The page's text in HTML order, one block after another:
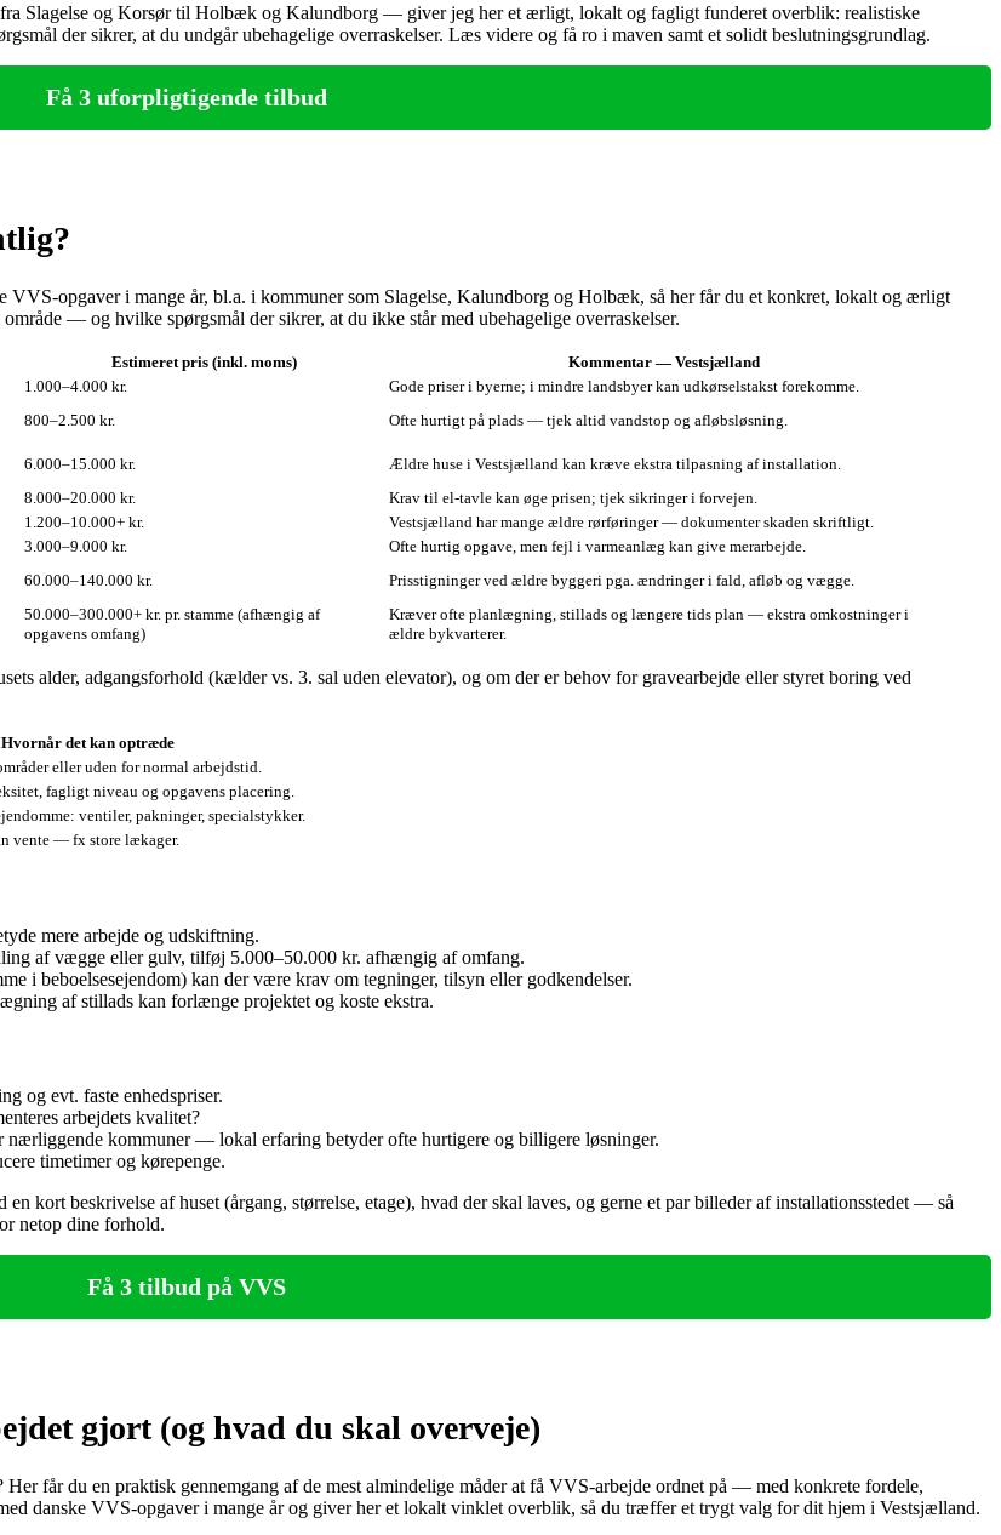
Slagelse og Korsør til Holbæk og Kalundborg — giver jeg her et ærligt, lokalt og fagligt funderet overblik: realistiske
der sikrer, at du undgår ubehagelige overraskelser. Læs videre og få ro i maven samt et solidt beslutningsgrundlag.
Få 3 uforpligtigende tilbud
VVS-opgaver i mange år, bl.a. i kommuner som Slagelse, Kalundborg og Holbæk, så her får du et konkret, lokalt og ærligt
— og hvilke spørgsmål der sikrer, at du ikke står med ubehagelige overraskelser.
Estimeret pris (inkl. moms)
Kommentar — Vestsjælland
1.000–4.000 kr.
Gode priser i byerne; i mindre landsbyer kan udkørselstakst forekomme.
800–2.500 kr.
Ofte hurtigt på plads — tjek altid vandstop og afløbsløsning.
6.000–15.000 kr.
Ældre huse i Vestsjælland kan kræve ekstra tilpasning af installation.
8.000–20.000 kr.
Krav til el‑tavle kan øge prisen; tjek sikringer i forvejen.
1.200–10.000+ kr.
Vestsjælland har mange ældre rørføringer — dokumenter skaden skriftligt.
3.000–9.000 kr.
Ofte hurtig opgave, men fejl i varmeanlæg kan give merarbejde.
60.000–140.000 kr. Prisstigninger ved ældre byggeri pga. ændringer i fald, afløb og vægge.
50.000–300.000+ kr. pr. stamme (afhængig af
opgavens omfang)
Kræver ofte planlægning, stillads og længere tids plan — ekstra omkostninger i
ældre bykvarterer.
alder, adgangsforhold (kælder vs. 3. sal uden elevator), og om der er behov for gravearbejde eller styret boring ved
Hvornår det kan optræde
eller uden for normal arbejdstid.
fagligt niveau og opgavens placering.
ventiler, pakninger, specialstykker.
vente — fx store lækager.
mere arbejde og udskiftning.
af vægge eller gulv, tilføj 5.000–50.000 kr. afhængig af omfang.
i beboelsesejendom) kan der være krav om tegninger, tilsyn eller godkendelser.
af stillads kan forlænge projektet og koste ekstra.
og evt. faste enhedspriser.
arbejdets kvalitet?
kommuner — lokal erfaring betyder ofte hurtigere og billigere løsninger.
timetimer og kørepenge.
kort beskrivelse af huset (årgang, størrelse, etage), hvad der skal laves, og gerne et par billeder af installationsstedet — så
netop dine forhold.
Få 3 tilbud på VVS
gjort (og hvad du skal overveje)
får du en praktisk gennemgang af de mest almindelige måder at få VVS‑arbejde ordnet på — med konkrete fordele,
danske VVS‑opgaver i mange år og giver her et lokalt vinklet overblik, så du træffer et trygt valg for dit hjem i Vestsjælland.